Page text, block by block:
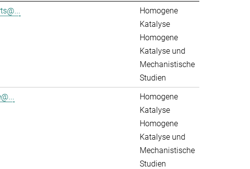
Homogene
Katalyse
Homogene
Katalyse und
Mechanistische
Studien
Homogene
Katalyse
Homogene
Katalyse und
Mechanistische
Studien